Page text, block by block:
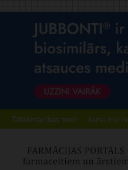
Tālākmācības testi kursi.mic.lv